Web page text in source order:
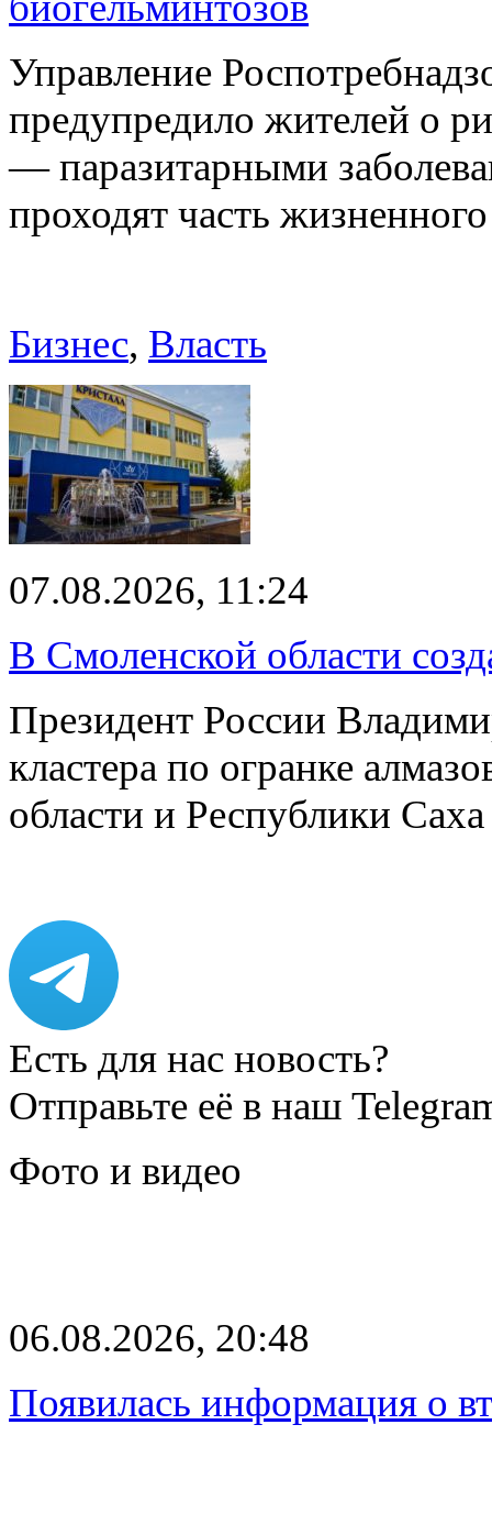
Управление
предупредило жителей о
— паразитарными
проходят часть
Бизнес, Власть
07.08.2026, 11:24
В Смоленской области
Президент России
кластера по огранке
области и Республики
Есть для нас новость?
Отправьте её в наш
Фото и видео
06.08.2026, 20:48
Появилась информация о